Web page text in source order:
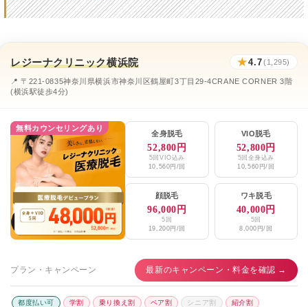
元住吉駅前こころみクリニック ★3.4 (148件)
エミナルクリニックメンズ川崎院 ★4.5 / 5（259件）
レジーナクリニックオム横浜院
湘南美容クリニック武蔵小杉院、自由が丘院
メンズリゼ川崎院 ★4.5 / 5（40件）
レジーナクリニック横浜院 ★4.7(1,295)
📍 〒221-0835神奈川県横浜市神奈川区鶴屋町3丁目29-4CRANE CORNER 3階
(横浜駅徒歩4分)
無料カウンセリングあり
全身脱毛
52,800円
5回VIO込み
10,560円/回
VIO脱毛
52,800円
5回全身込み
10,560円/回
顔脱毛
96,000円
5回
19,200円/回
ワキ脱毛
40,000円
5回
8,000円/回
プラン・キャンペーン 最新のキャンペーン・料金を確認 →
都度払い可 学割 乗り換え割 ペア割 シニア割 紹介割